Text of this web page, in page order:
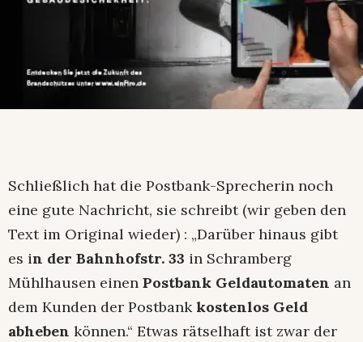
Schließlich hat die Postbank-Sprecherin noch
eine gute Nachricht, sie schreibt (wir geben den
Text im Original wieder) : „Darüber hinaus gibt
es in der Bahnhofstr. 33 in Schramberg
Mühlhausen einen Postbank Geldautomaten an
dem Kunden der Postbankkostenlos Geld
abheben können.“ Etwas rätselhaft ist zwar der